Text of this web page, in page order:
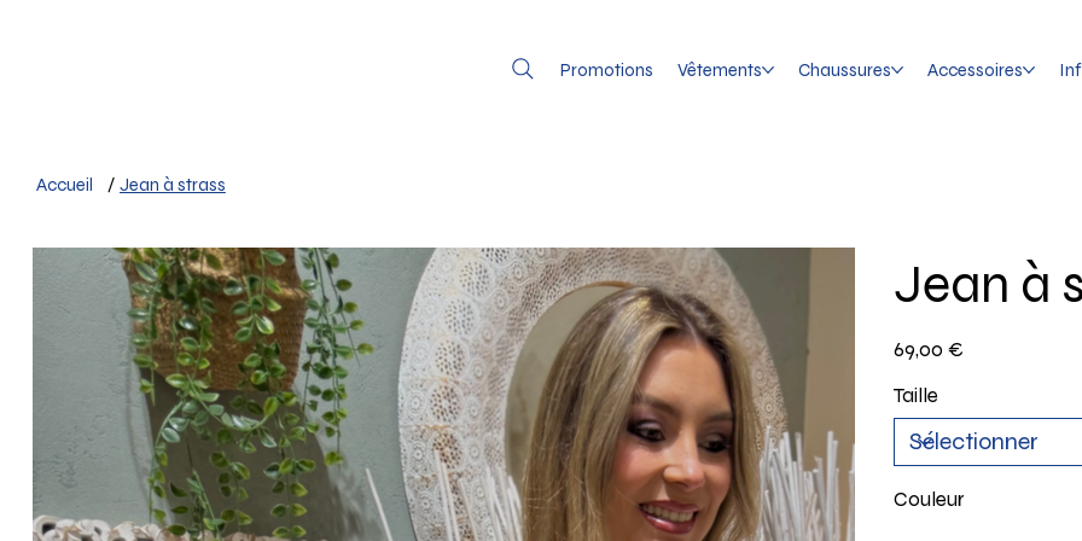
Promotions Vêtements Chaussures Accessoires
Accueil / Jean à strass
Jean à
Prix
69,00 €
Taille
Couleur